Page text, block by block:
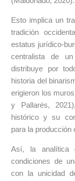
Esto implica un
tradición
estatus jurídico-
centralista de
distribuye por
historia del
erigieron los
y Pallarés,
histórico y su
para la producción
Así, la analítica
condiciones de
con la unicidad